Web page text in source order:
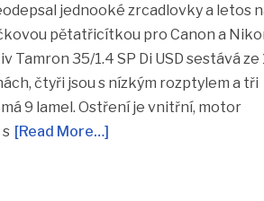
jednooké zrcadlovky a letos
pětatřicítkou pro Canon a
Tamron 35/1.4 SP Di USD sestává ze
čtyři jsou s nízkým rozptylem a tři
9 lamel. Ostření je vnitřní, motor
[Read More…]